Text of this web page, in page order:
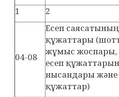
1 2
04-08
Есеп саясатының
құжаттары
жұмыс жоспары,
есеп
нысандары және
құжаттар)